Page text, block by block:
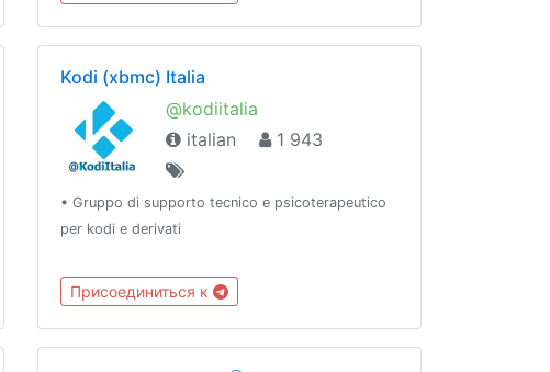
Kodi (xbmc) Italia
@kodiitalia
italian
1 943
• Gruppo di supporto tecnico e psicoterapeutico
per kodi e derivati
Присоединиться к